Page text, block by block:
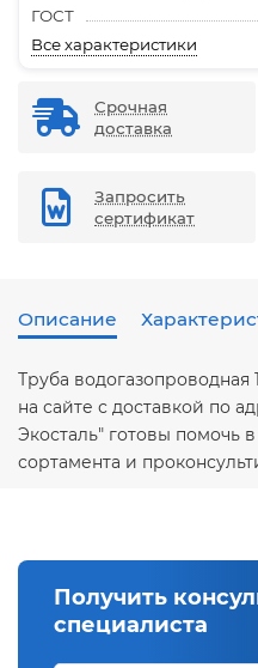
ГОСТ
Все характеристики
Срочная
доставка
Запросить
сертификат
Описание
Труба водогазопроводная
на сайте с доставкой
Экосталь" готовы помочь
сортамента и
Получить
специалиста